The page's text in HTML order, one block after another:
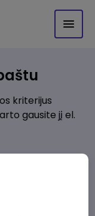
kriterijus
gausite jį el.